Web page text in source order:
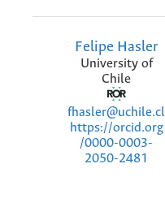
Felipe Hasler
University of
Chile
fhasler@uchile.cl
https://orcid.org
/0000-0003-
2050-2481